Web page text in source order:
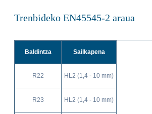
Trenbideko EN45545-2 araua
Baldintza Sailkapena
R22 HL2 (1,4 - 10 mm)
R23 HL2 (1,4 - 10 mm)